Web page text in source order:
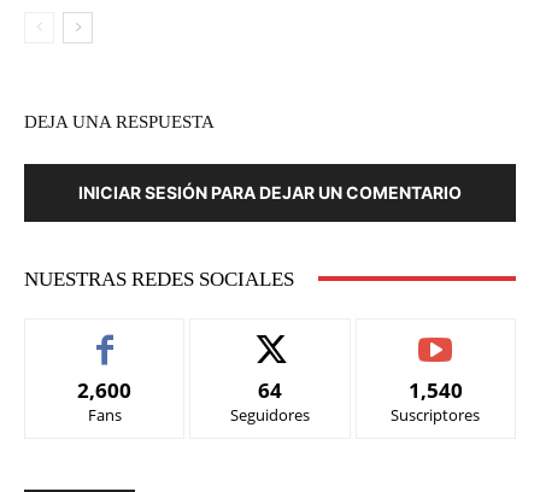
DEJA UNA RESPUESTA
INICIAR SESIÓN PARA DEJAR UN COMENTARIO
NUESTRAS REDES SOCIALES
2,600
Fans
64
Seguidores
1,540
Suscriptores